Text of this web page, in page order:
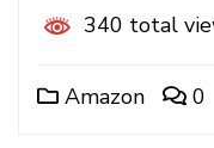
340 total
Amazon 0